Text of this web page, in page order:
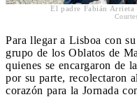
El padre Fabián Arrieta
Para llegar a Lisboa con
grupo de los Oblatos de
quienes se encargaron de
por su parte, recolectaron
corazón para la Jornada